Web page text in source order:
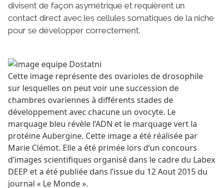
divisent de façon asymétrique et requièrent un
contact direct avec les cellules somatiques de la niche
pour se développer correctement.
Cette image représente des ovarioles de drosophile
sur lesquelles on peut voir une succession de
chambres ovariennes à différents stades de
développement avec chacune un ovocyte. Le
marquage bleu révèle l’ADN et le marquage vert la
protéine Aubergine. Cette image a été réalisée par
Marie Clémot. Elle a été primée lors d’un concours
d’images scientifiques organisé dans le cadre du Labex
DEEP et a été publiée dans l’issue du 12 Aout 2015 du
journal « Le Monde ».